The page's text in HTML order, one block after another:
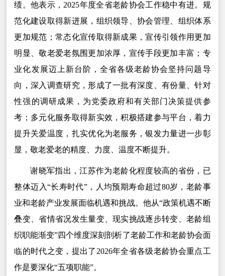
绩。他表示，2025年度全省老龄协会工作稳中有进。规
范化建设取得新进展，组织领导、协会管理、组织体系
更加规范；常态化宣传取得新成果，宣传引领作用更加
明显、敬老爱老氛围更加浓厚，宣传手段更加丰富；专
业化发展迈上新台阶，全省各级老龄协会坚持问题导
向，深入调查研究，形成了一批有深度、有份量、针对
性强的调研成果，为党委政府和有关部门决策提供参
考；多元化服务取得新实效，积极搭建参与平台，着力
提升关爱温度，扎实优化为老服务，银发力量进一步彰
显，敬老爱老的精度、力度、温度不断提升。
谢晓军指出，江苏作为老龄化程度较高的省份，已
整体迈入“长寿时代”，人均预期寿命超过80岁，老龄事
业和老龄产业发展面临机遇和挑战。他从“政策机遇不断
叠变、省情省况发生量变、现实挑战逐步转变、老龄组
织职能渐变”四个维度深刻剖析了老龄工作和老龄协会面
临的时代之变，提出了2026年全省各级老龄协会重点工
作是要深化“五项职能”。